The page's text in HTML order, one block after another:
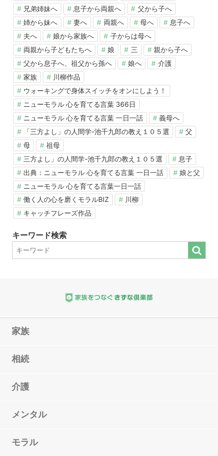
兄弟姉妹へ
息子から両親へ
父から子へ
姉から妹へ
妻へ 両親へ 母へ
息子へ
夫へ
娘から家族へ
子からは母へ
両親から子どもたちへ
娘 三
親から子へ
父から息子へ、祖父から孫へ
娘へ
介護
家族
川柳作品
ウォーキングで身体スイッチをオンにしよう！
ニューモラル 心を育てる言葉 366日
ニューモラル 心を育てる言葉 一日一話
義母へ
「三方よし」の人間学-池千九郎の教え１０５選
父
母
祖母
三方よし」の人間学-池千九郎の教え１０５選
息子
出典：ニューモラル 心を育てる言葉 一日一話
娘と父
ニューモラル 心を育てる言葉一日一話
働く人の心を磨くモラルBIZ
川柳
キャッチフレーズ作品
キーワード検索
家族
相続
介護
メンタル
モラル